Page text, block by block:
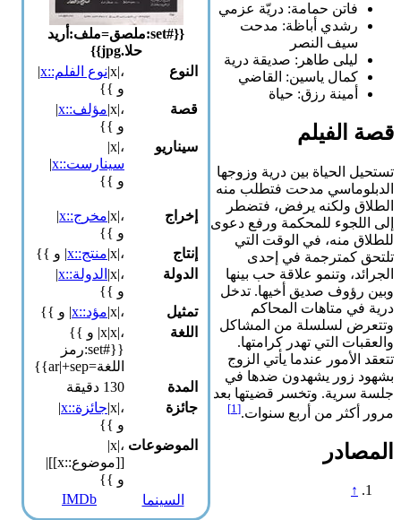
{{#set:ملصق=ملف:أريد
حلا.jpg}}
النوع
،|x| نوع الفلم::x |
و }}
قصة
،|x| مؤلف::x |
و }}
سيناريو
،|x|
سينارست::x |
و }}
إخراج ،|x| مخرج::x |
و }}
إنتاج
،|x| منتج::x | و }}
الدولة
،|x| الدولة::x |
و }}
تمثيل
،|x| مؤد::x | و }}
اللغة
،|x|x| و }}
{{#set:رمز
اللغة=ar|+sep}}
المدة
130 دقيقة
جائزة
،|x| جائزة::x |
و }}
الموضوعات
،|x|
[[موضوع::x]]|
و }}
السينما
IMDb
فاتن حمامة: دريّة عزمي
رشدي أباظة: مدحت
سيف النصر
ليلى طاهر: صديقة درية
كمال ياسين: القاضي
أمينة رزق: حياة
قصة الفيلم
تستحيل الحياة بين درية وزوجها
الدبلوماسي مدحت فتطلب منه
الطلاق ولكنه يرفض، فتضطر
إلى اللجوء للمحكمة ورفع دعوى
للطلاق منه، في الوقت التي
تلتحق كمترجمة في إحدى
الجرائد، وتنمو علاقة حب بينها
وبين رؤوف صديق أخيها. تدخل
درية في متاهات المحاكم
وتتعرض لسلسلة من المشاكل
والعقبات التي تهدر كرامتها.
تتعقد الأمور عندما يأتي الزوج
بشهود زور يشهدون ضدها في
جلسة سرية. وتخسر قضيتها بعد
مرور أكثر من أربع سنوات.[1]
المصادر
↑